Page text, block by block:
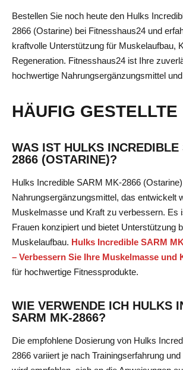
Bestellen Sie noch heute den Hulks
2866 (Ostarine) bei Fitnesshaus24 und
kraftvolle Unterstützung für Muskelaufbau,
Regeneration. Fitnesshaus24 ist Ihre
hochwertige Nahrungsergänzungsmittel
HÄUFIG GESTELLTE
WAS IST HULKS INCREDIBLE
2866 (OSTARINE)?
Hulks Incredible SARM MK-2866
Nahrungsergänzungsmittel, das entwickelt
Muskelmasse und Kraft zu verbessern. Es
Frauen konzipiert und bietet Unterstützung
Muskelaufbau. Hulks Incredible SARM
– Verbessern Sie Ihre Muskelmasse und
für hochwertige Fitnessprodukte.
WIE VERWENDE ICH HULKS
SARM MK-2866?
Die empfohlene Dosierung von Hulks
2866 variiert je nach Trainingserfahrung